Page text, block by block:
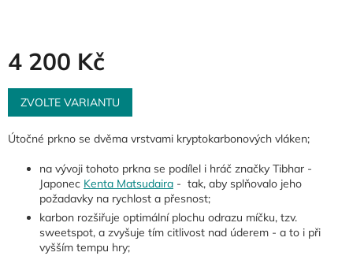
4 200 Kč
Měrná
cena:
ZVOLTE VARIANTU
Útočné prkno se dvěma vrstvami kryptokarbonových vláken;
na vývoji tohoto prkna se podílel i hráč značky Tibhar -
Japonec Kenta Matsudaira - tak, aby splňovalo jeho
požadavky na rychlost a přesnost;
karbon rozšiřuje optimální plochu odrazu míčku, tzv.
sweetspot, a zvyšuje tím citlivost nad úderem - a to i při
vyšším tempu hry;